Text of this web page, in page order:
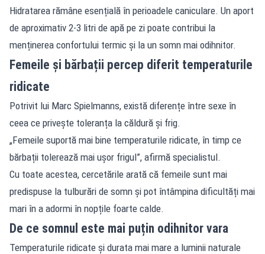
Hidratarea rămâne esențială în perioadele caniculare. Un aport
de aproximativ 2-3 litri de apă pe zi poate contribui la
menținerea confortului termic și la un somn mai odihnitor.
Femeile și bărbații percep diferit temperaturile
ridicate
Potrivit lui Marc Spielmanns, există diferențe între sexe în
ceea ce privește toleranța la căldură și frig.
„Femeile suportă mai bine temperaturile ridicate, în timp ce
bărbații tolerează mai ușor frigul”, afirmă specialistul.
Cu toate acestea, cercetările arată că femeile sunt mai
predispuse la tulburări de somn și pot întâmpina dificultăți mai
mari în a adormi în nopțile foarte calde.
De ce somnul este mai puțin odihnitor vara
Temperaturile ridicate și durata mai mare a luminii naturale